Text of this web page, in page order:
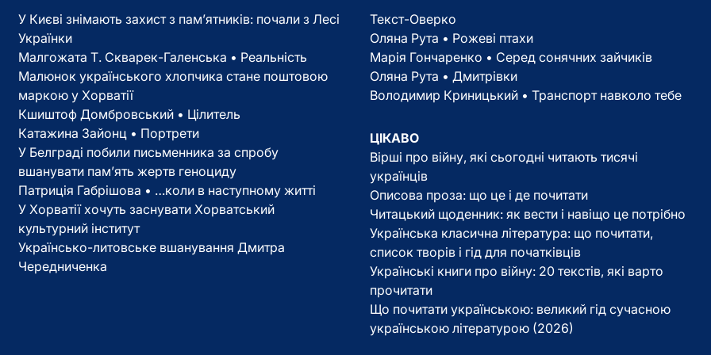
У Києві знімають захист з пам’ятників: почали з Лесі
Українки
Малгожата Т. Скварек-Галенська • Реальність
Малюнок українського хлопчика стане поштовою
маркою у Хорватії
Кшиштоф Домбровський • Цілитель
Катажина Зайонц • Портрети
У Белграді побили письменника за спробу
вшанувати пам’ять жертв геноциду
Патриція Габрішова • …коли в наступному житті
У Хорватії хочуть заснувати Хорватський
культурний інститут
Українсько-литовське вшанування Дмитра
Чередниченка
Текст-Оверко
Оляна Рута • Рожеві птахи
Марія Гончаренко • Серед сонячних зайчиків
Оляна Рута • Дмитрівки
Володимир Криницький • Транспорт навколо тебе
ЦІКАВО
Вірші про війну, які сьогодні читають тисячі
українців
Описова проза: що це і де почитати
Читацький щоденник: як вести і навіщо це потрібно
Українська класична література: що почитати,
список творів і гід для початківців
Українські книги про війну: 20 текстів, які варто
прочитати
Що почитати українською: великий гід сучасною
українською літературою (2026)